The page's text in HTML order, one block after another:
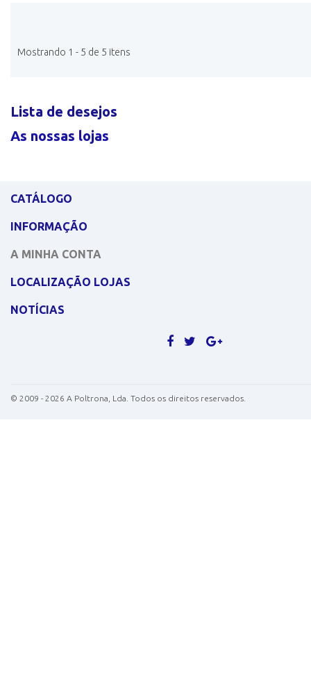
Mostrando 1 - 5 de 5 itens
Lista de desejos
As nossas lojas
CATÁLOGO
INFORMAÇÃO
© 2009 - 2026 A Poltrona, Lda. Todos os direitos reservados.
A MINHA CONTA
LOCALIZAÇÃO LOJAS
NOTÍCIAS